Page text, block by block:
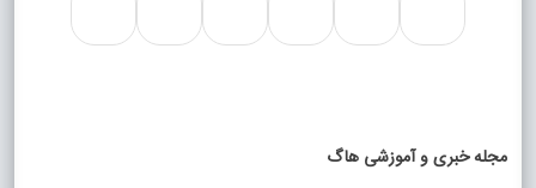
مجله خبری و آموزشی هاگ